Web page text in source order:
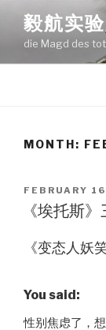
content
毅航实
die Magd des
MONTH:
POSTED
ON
FEBRUARY
《埃托斯
《变态人妖
You said:
性别焦虑了，